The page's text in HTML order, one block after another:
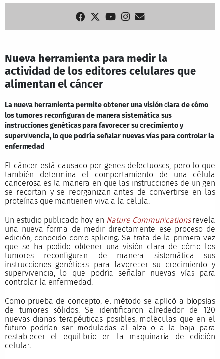
Nueva herramienta para medir la
actividad de los editores celulares que
alimentan el cáncer
La nueva herramienta permite obtener una visión clara de cómo
los tumores reconfiguran de manera sistemática sus
instrucciones genéticas para favorecer su crecimiento y
supervivencia, lo que podría señalar nuevas vías para controlar la
enfermedad
El cáncer está causado por genes defectuosos, pero lo que
también determina el comportamiento de una célula
cancerosa es la manera en que las instrucciones de un gen
se recortan y se reorganizan antes de convertirse en las
proteínas que mantienen viva a la célula.
Un estudio publicado hoy en Nature Communicationsrevela
una nueva forma de medir directamente ese proceso de
edición, conocido como splicing. Se trata de la primera vez
que se ha podido obtener una visión clara de cómo los
tumores reconfiguran de manera sistemática sus
instrucciones genéticas para favorecer su crecimiento y
supervivencia, lo que podría señalar nuevas vías para
controlar la enfermedad.
Como prueba de concepto, el método se aplicó a biopsias
de tumores sólidos. Se identificaron alrededor de 120
nuevas dianas terapéuticas posibles, moléculas que en el
futuro podrían ser moduladas al alza o a la baja para
restablecer el equilibrio en la maquinaria de edición
celular.